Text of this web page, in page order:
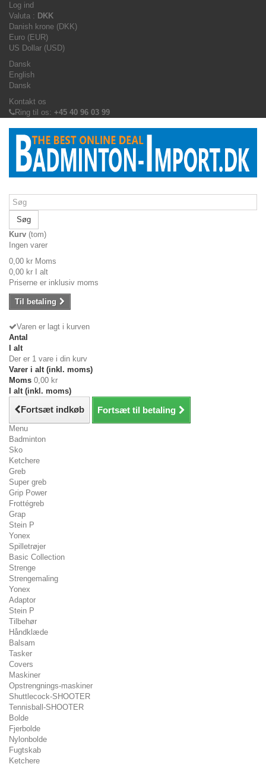
Log ind
Valuta : DKK
Danish krone (DKK)
Euro (EUR)
US Dollar (USD)
Dansk
English
Dansk
Kontakt os
Ring til os: +45 40 96 03 99
Søg
Kurv (tom)
Ingen varer
0,00 kr Moms
0,00 kr I alt
Priserne er inklusiv moms
Til betaling
Varen er lagt i kurven
Antal
I alt
Der er 1 vare i din kurv
Varer i alt (inkl. moms)
Moms 0,00 kr
I alt (inkl. moms)
Fortsæt indkøb Fortsæt til betaling
Menu
Badminton
Sko
Ketchere
Greb
Super greb
Grip Power
Frottégreb
Grap
Stein P
Yonex
Spilletrøjer
Basic Collection
Strenge
Strengemaling
Yonex
Adaptor
Stein P
Tilbehør
Håndklæde
Balsam
Tasker
Covers
Maskiner
Opstrengnings-maskiner
Shuttlecock-SHOOTER
Tennisball-SHOOTER
Bolde
Fjerbolde
Nylonbolde
Fugtskab
Ketchere